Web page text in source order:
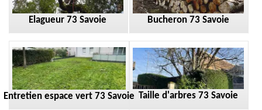
Elagueur 73 Savoie Bucheron 73 Savoie
Entretien espace vert 73 Savoie Taille d'arbres 73 Savoie